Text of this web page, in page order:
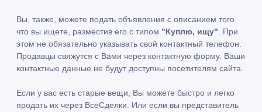
Вы, также, можете подать объявления с описанием того
что вы ищете, разместив его с типом "Куплю, ищу" . При
этом не обязательно указывать свой контактный телефон.
Продавцы свяжутся с Вами через контактную форму. Ваши
контактные данные не будут доступны посетителям сайта.
Если у вас есть старые вещи, Вы можете быстро и легко
продать их через ВсеСделки. Или если вы представитель